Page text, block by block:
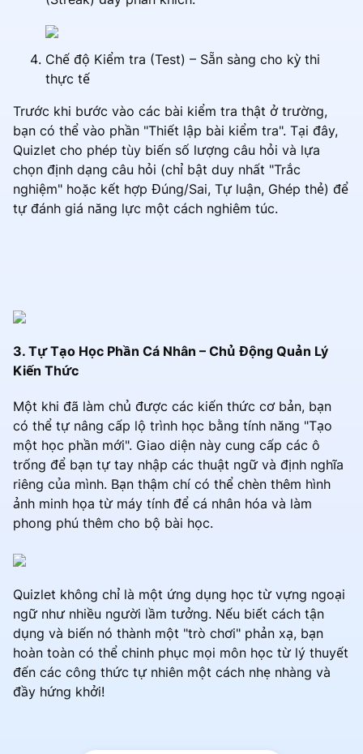
Chế độ Kiểm tra (Test) – Sẵn sàng cho kỳ thi
thực tế
Trước khi bước vào các bài kiểm tra thật ở trường,
bạn có thể vào phần "Thiết lập bài kiểm tra". Tại đây,
Quizlet cho phép tùy biến số lượng câu hỏi và lựa
chọn định dạng câu hỏi (chỉ bật duy nhất "Trắc
nghiệm" hoặc kết hợp Đúng/Sai, Tự luận, Ghép thẻ) để
tự đánh giá năng lực một cách nghiêm túc.
3. Tự Tạo Học Phần Cá Nhân – Chủ Động Quản Lý
Kiến Thức
Một khi đã làm chủ được các kiến thức cơ bản, bạn
có thể tự nâng cấp lộ trình học bằng tính năng "Tạo
một học phần mới". Giao diện này cung cấp các ô
trống để bạn tự tay nhập các thuật ngữ và định nghĩa
riêng của mình. Bạn thậm chí có thể chèn thêm hình
ảnh minh họa từ máy tính để cá nhân hóa và làm
phong phú thêm cho bộ bài học.
Quizlet không chỉ là một ứng dụng học từ vựng ngoại
ngữ như nhiều người lầm tưởng. Nếu biết cách tận
dụng và biến nó thành một "trò chơi" phản xạ, bạn
hoàn toàn có thể chinh phục mọi môn học từ lý thuyết
đến các công thức tự nhiên một cách nhẹ nhàng và
đầy hứng khởi!